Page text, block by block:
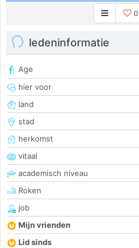
0
ledeninformatie
Age
hier voor
land
stad
herkomst
vitaal
academisch niveau
Roken
job
Mijn vrienden
Lid sinds